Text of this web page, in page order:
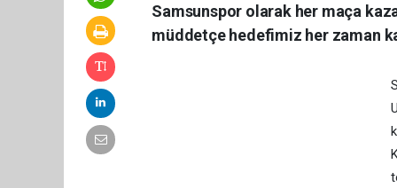
Samsunspor olarak her maça
müddetçe hedefimiz her zaman